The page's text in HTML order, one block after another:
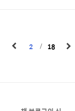
줍니다. 저처럼..
같습니다. 티스토리/워드
블로그 서비스도 이용할
2 18